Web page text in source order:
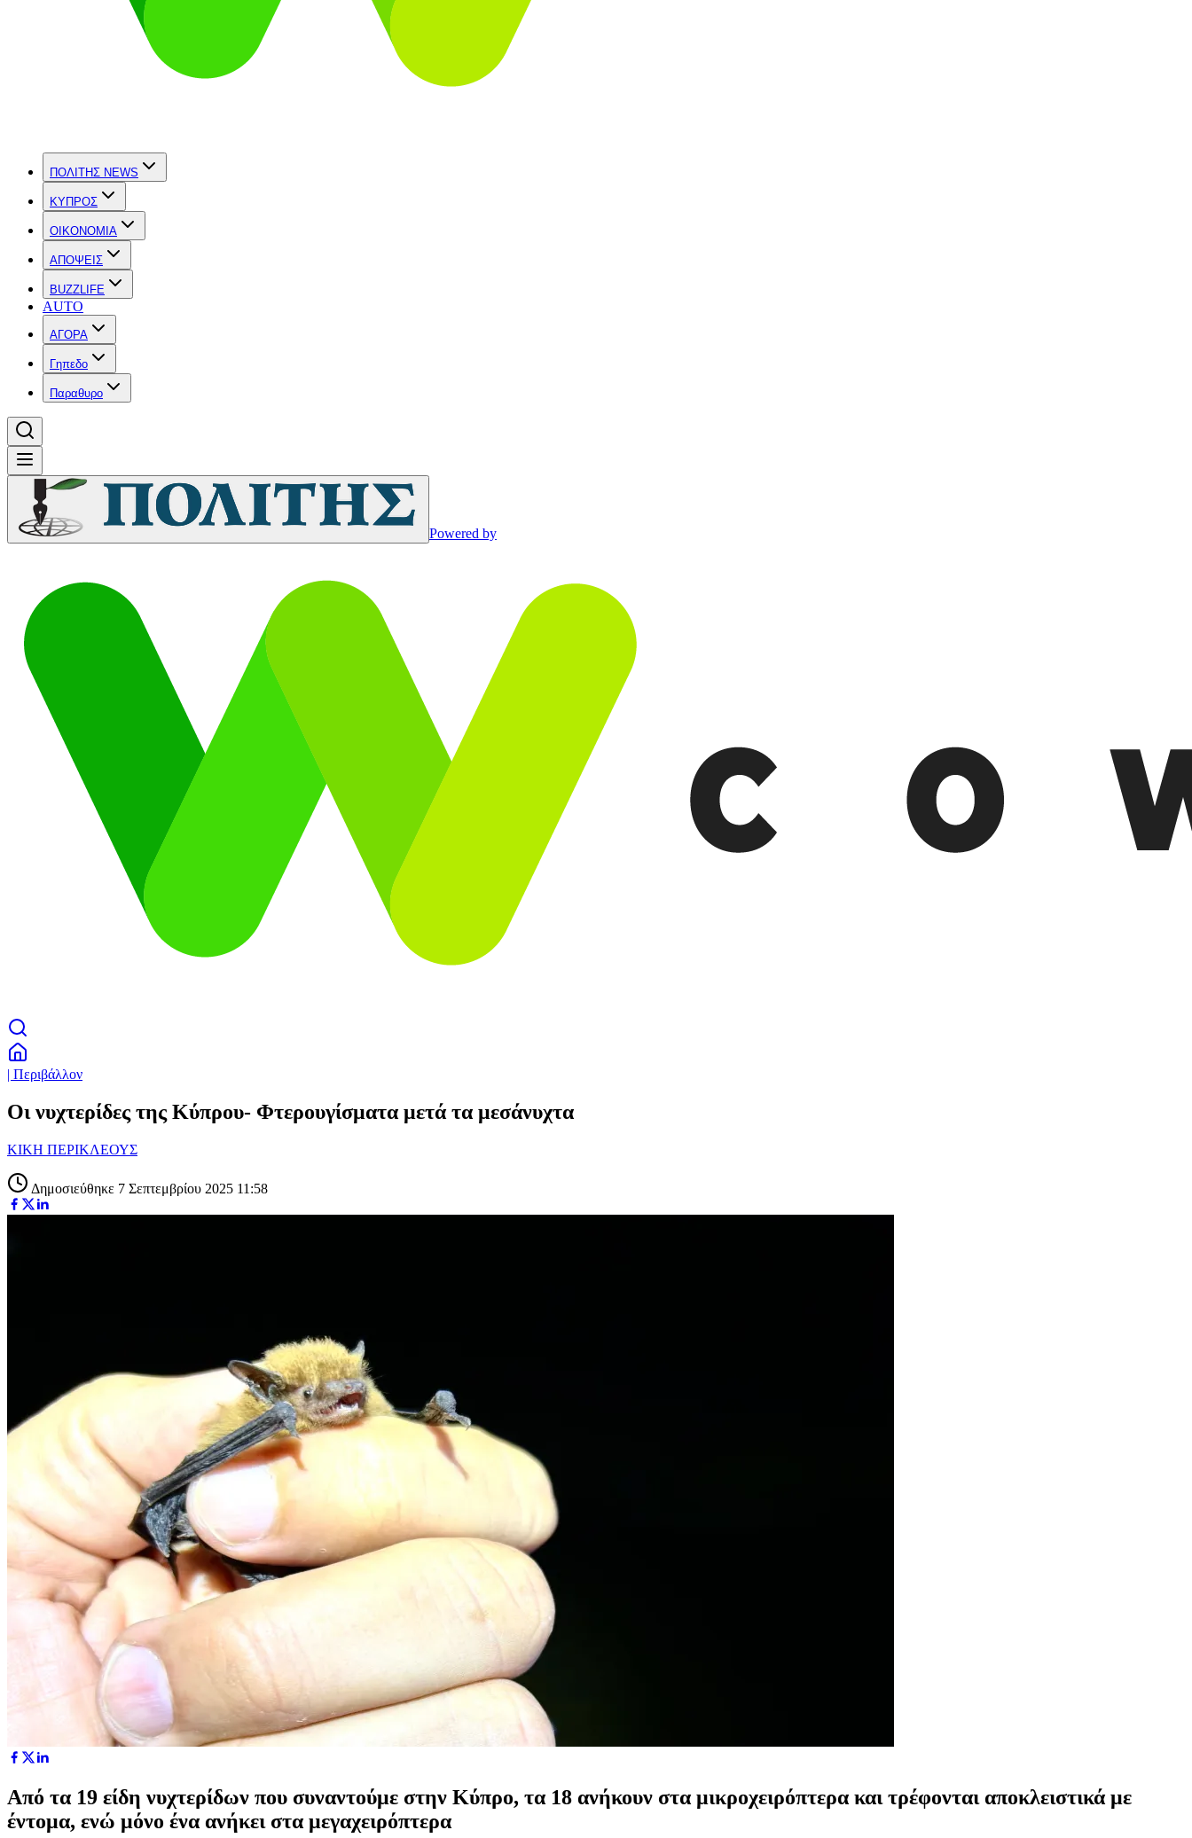
ΠΟΛΙΤΗΣ NEWS
ΚΥΠΡΟΣ
OIKONOMIA
ΑΠΟΨΕΙΣ
BUZZLIFE
AUTO
ΑΓΟΡΑ
Γηπεδο
Παραθυρο
Powered by
| Περιβάλλον
Οι νυχτερίδες της Κύπρου- Φτερουγίσματα μετά τα μεσάνυχτα
ΚΙΚΗ ΠΕΡΙΚΛΕΟΥΣ
Δημοσιεύθηκε 7 Σεπτεμβρίου 2025 11:58
Από τα 19 είδη νυχτερίδων που συναντούμε στην Κύπρο, τα 18 ανήκουν στα μικροχειρόπτερα και τρέφονται αποκλειστικά με
έντομα, ενώ μόνο ένα ανήκει στα μεγαχειρόπτερα